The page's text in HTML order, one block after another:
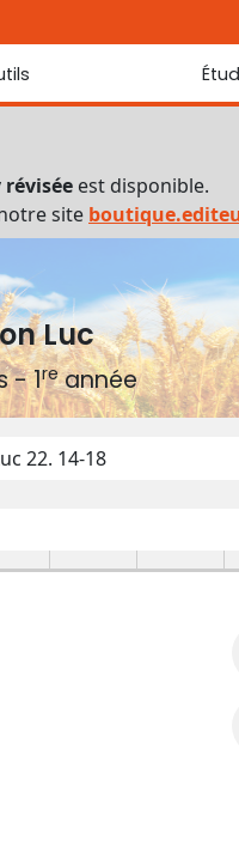
Testament
Questionnaire de connaissances du Nouveau Testament
révisée est disponible.
site
Luc
- 1reannée